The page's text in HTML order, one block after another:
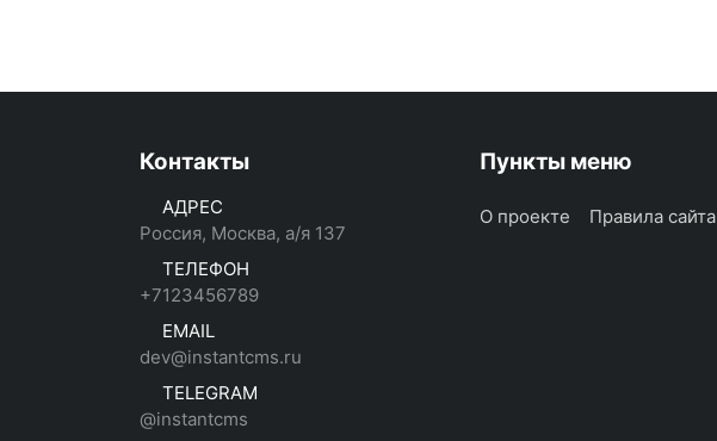
Контакты
АДРЕС
Россия, Москва, а/я 137
ТЕЛЕФОН
+7123456789
EMAIL
dev@instantcms.ru
TELEGRAM
@instantcms
Пункты меню
О проекте Правила сайта